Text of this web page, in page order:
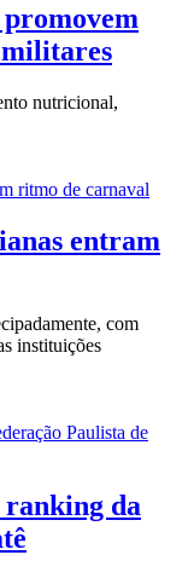
militares
nutricional,
entram
com
instituições
ranking da